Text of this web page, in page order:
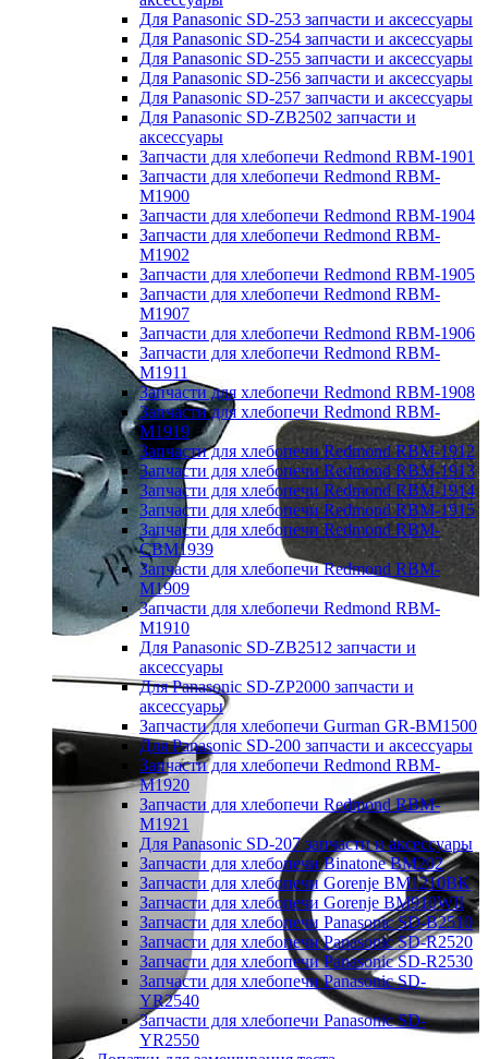
Для Panasonic SD-253 запчасти и аксессуары
Для Panasonic SD-254 запчасти и аксессуары
Для Panasonic SD-255 запчасти и аксессуары
Для Panasonic SD-256 запчасти и аксессуары
Для Panasonic SD-257 запчасти и аксессуары
Для Panasonic SD-ZB2502 запчасти и
аксессуары
Запчасти для хлебопечи Redmond RBM-1901
Запчасти для хлебопечи Redmond RBM-
M1900
Запчасти для хлебопечи Redmond RBM-1904
Запчасти для хлебопечи Redmond RBM-
M1902
Запчасти для хлебопечи Redmond RBM-1905
Запчасти для хлебопечи Redmond RBM-
M1907
Запчасти для хлебопечи Redmond RBM-1906
Запчасти для хлебопечи Redmond RBM-
M1911
Запчасти для хлебопечи Redmond RBM-1908
Запчасти для хлебопечи Redmond RBM-
M1919
Запчасти для хлебопечи Redmond RBM-1912
Запчасти для хлебопечи Redmond RBM-1913
Запчасти для хлебопечи Redmond RBM-1914
Запчасти для хлебопечи Redmond RBM-1915
Запчасти для хлебопечи Redmond RBM-
CBM1939
Запчасти для хлебопечи Redmond RBM-
M1909
Запчасти для хлебопечи Redmond RBM-
M1910
Для Panasonic SD-ZB2512 запчасти и
аксессуары
Для Panasonic SD-ZP2000 запчасти и
аксессуары
Запчасти для хлебопечи Gurman GR-BM1500
Для Panasonic SD-200 запчасти и аксессуары
Запчасти для хлебопечи Redmond RBM-
M1920
Запчасти для хлебопечи Redmond RBM-
M1921
Для Panasonic SD-207 запчасти и аксессуары
Запчасти для хлебопечи Binatone BM202
Запчасти для хлебопечи Gorenje BM1210BK
Запчасти для хлебопечи Gorenje BM910WII
Запчасти для хлебопечи Panasonic SD-B2510
Запчасти для хлебопечи Panasonic SD-R2520
Запчасти для хлебопечи Panasonic SD-R2530
Запчасти для хлебопечи Panasonic SD-
YR2540
Запчасти для хлебопечи Panasonic SD-
YR2550